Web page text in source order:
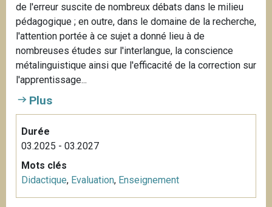
de l'erreur suscite de nombreux débats dans le milieu
pédagogique ; en outre, dans le domaine de la recherche,
l'attention portée à ce sujet a donné lieu à de
nombreuses études sur l'interlangue, la conscience
métalinguistique ainsi que l'efficacité de la correction sur
l'apprentissage...
Plus
Durée
03.2025 - 03.2027
Mots clés
Didactique, Evaluation, Enseignement